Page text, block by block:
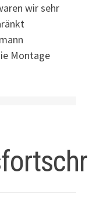
wir sehr
Montage